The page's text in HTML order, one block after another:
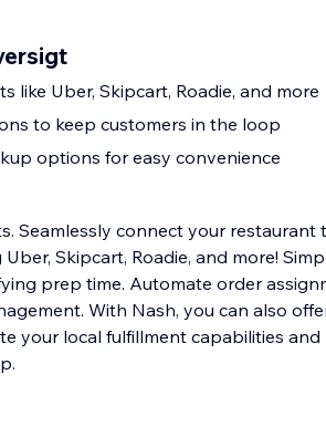
like Uber, Skipcart, Roadie, and more
to keep customers in the loop
options for easy convenience
Seamlessly connect your restaurant
Skipcart, Roadie, and more!
prep time. Automate order
With Nash, you can also
your local fulfillment capabilities